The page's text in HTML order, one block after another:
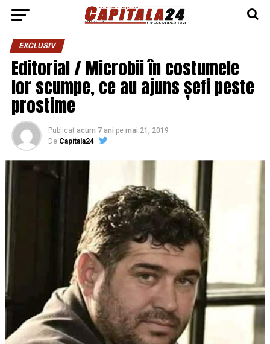
EXCLUSIV
Editorial / Microbii în costumele
lor scumpe, ce au ajuns șefi peste
prostime
Publicat acum 7 ani pe mai 21, 2019
De Capitala24